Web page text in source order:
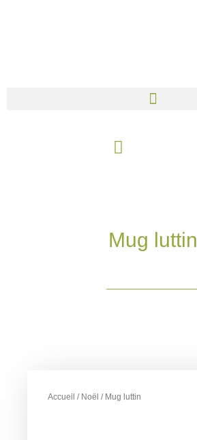
Panier
Mug luttin
Accueil / Noël / Mug luttin